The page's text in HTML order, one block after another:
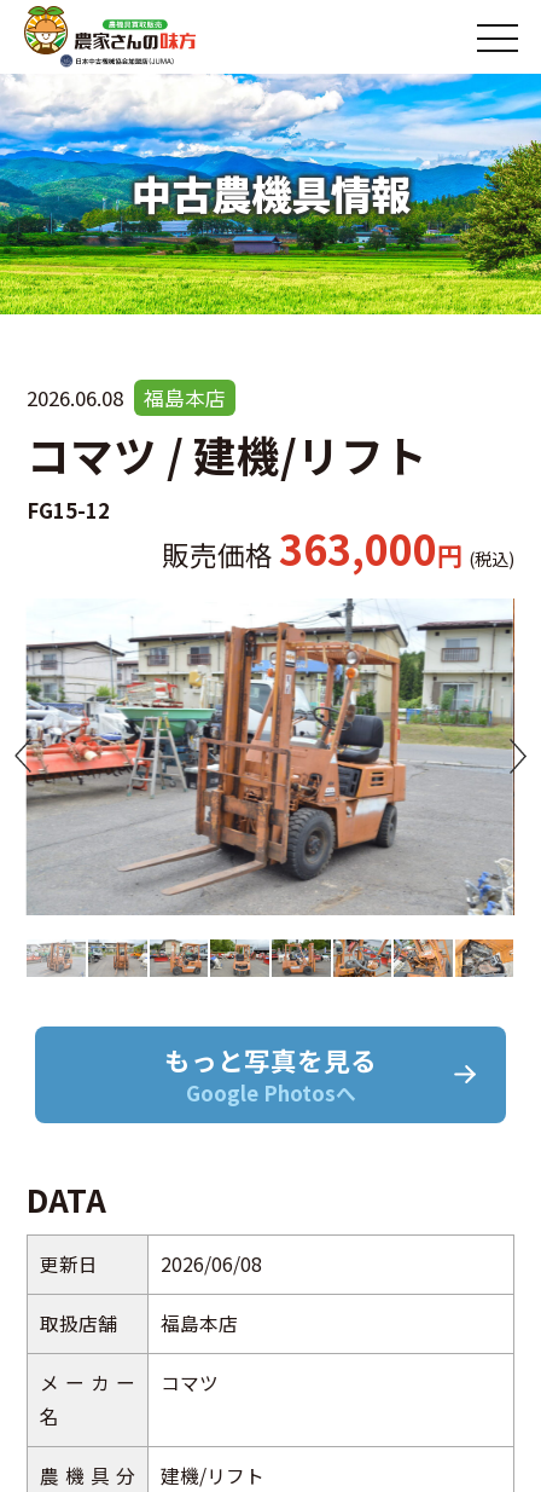
中古農機具情報
2026.06.08 福島本店
コマツ / 建機/リフト
FG15-12
販売価格363,000円 (税込)
もっと写真を見る
Google Photosへ
DATA
更新日 2026/06/08
取扱店舗 福島本店
メーカー
名
コマツ
農機具分
建機/リフト